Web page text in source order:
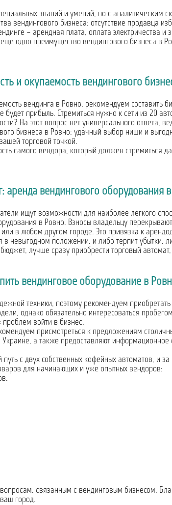
знаний и умений, но с
вендингового бизнеса: отсутствие продавца
– арендная плата, оплата электричества
одно преимущество вендингового бизнеса в
и окупаемость вендингового
вендинга в Ровно, рекомендуем составить
прибыль. Стремиться нужно к сети из 20
На этот вопрос нет универсального
бизнеса в Ровно: удачный выбор ниши и
торговой точкой.
самого вендора, который должен стремиться
аренда вендингового оборудования
ищут возможности для наиболее легкого
в Ровно. Взносы владельцу
в любом другом городе. Это привязка к
невыгодном положении, и либо терпит убытки,
лучше сразу приобрести торговый
вендинговое оборудование в
техники, поэтому рекомендуем
однако обязательно интересоваться
войти в бизнес.
присмотреться к предложениям
а также предоставляют
с двух собственных кофейных автоматов, и
для начинающих и уже опытных вендоров:
связанным с вендинговым бизнесом.
город.